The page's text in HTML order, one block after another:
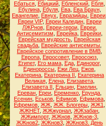
Ебаться Ебицкий Ебленский Ебля
Ебулина, Ебуля, Ева, Ева Браун,
Евангелие Евнух Евразийцы Евреи
Евреи VIP, Евреи Каледин, Евреи
ЛЖРнов, Евреи-герои, Евреи.
Антисемитизм
Еврейка, Еврейки,
Еврейская мудрость Еврейская
свадьба Еврейские антисемиты
Еврейское сопротивление в ВМВ
Европа, Евросовет, Евросоюз,
Египет, Его мама, Еда, Единорог,
Единороссы Ежи Лец Ежов
Екатерина Екатерина II
Екатерина
Великая, Елена, Елизавета,
Елизавета II
Ельцин, Емелин,
Ереван Ереи Еременко Ерунда
Есенин Еськов Ефимов Ефимова
Ефремов ЖЖ ЖЖ. Блогеры ЖЖ1
ЖЖНЕТ, ЖЖжурнал ЖЖзабан
ЖЖимпорт, ЖЖнов, ЖЖнов-3,
ЖЖнов2, ЖЖнов3, ЖЖнов3. День